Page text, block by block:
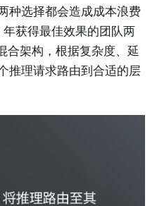
种选择都会造成成本浪费
获得最佳效果的团队两
合架构，根据复杂度、延
推理请求路由到合适的层